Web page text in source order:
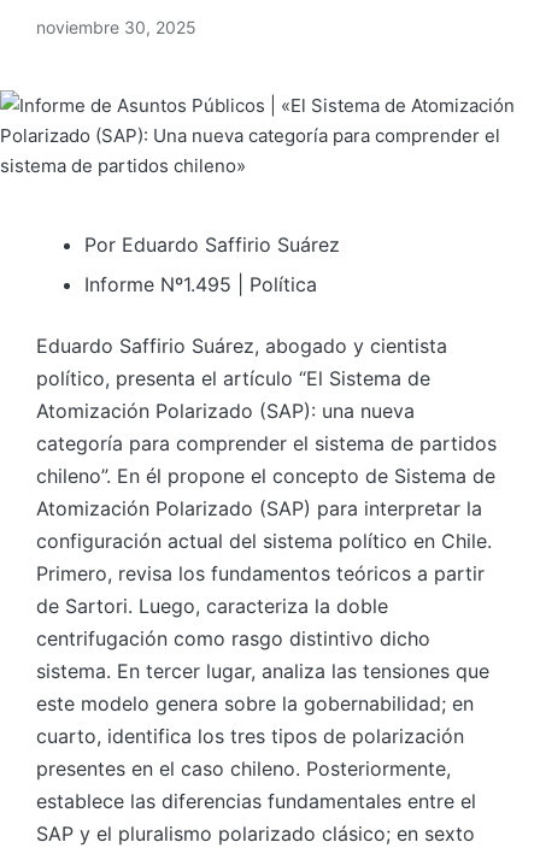
noviembre 30, 2025
Por Eduardo Saffirio Suárez
Informe Nº1.495 | Política
Eduardo Saffirio Suárez, abogado y cientista
político, presenta el artículo “El Sistema de
Atomización Polarizado (SAP): una nueva
categoría para comprender el sistema de partidos
chileno”. En él propone el concepto de Sistema de
Atomización Polarizado (SAP) para interpretar la
configuración actual del sistema político en Chile.
Primero, revisa los fundamentos teóricos a partir
de Sartori. Luego, caracteriza la doble
centrifugación como rasgo distintivo dicho
sistema. En tercer lugar, analiza las tensiones que
este modelo genera sobre la gobernabilidad; en
cuarto, identifica los tres tipos de polarización
presentes en el caso chileno. Posteriormente,
establece las diferencias fundamentales entre el
SAP y el pluralismo polarizado clásico; en sexto